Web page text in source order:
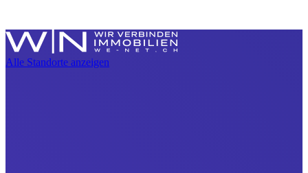
Alle Standorte anzeigen